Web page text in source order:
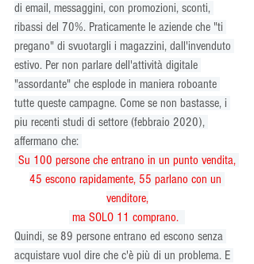
di email, messaggini, con promozioni, sconti,
ribassi del 70%. Praticamente le aziende che "ti
pregano" di svuotargli i magazzini, dall'invenduto
estivo. Per non parlare dell'attività digitale
"assordante" che esplode in maniera roboante
tutte queste campagne. Come se non bastasse, i
piu recenti studi di settore (febbraio 2020),
affermano che:
45 escono rapidamente, 55 parlano con un
venditore,
ma SOLO 11 comprano.
Quindi, se 89 persone entrano ed escono senza
acquistare vuol dire che c'è più di un problema. E